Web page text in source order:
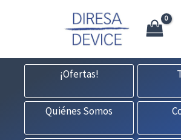
consultas@fedbuy.es| Formulario
¡Ofertas!
Quiénes Somos